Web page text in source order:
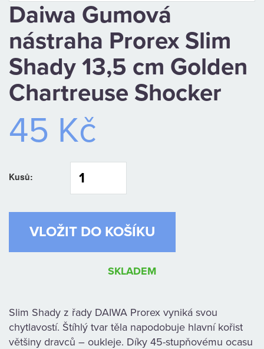
ÚLOVEK
TOP
O
NÁS
OBCHODNÍ
PRODEJNA
Daiwa Gumová
nástraha Prorex Slim
Shady 13,5 cm Golden
Chartreuse Shocker
45 Kč
Kusů:
SKLADEM
Slim Shady z řady DAIWA Prorex vyniká svou
chytlavostí. Štíhlý tvar těla napodobuje hlavní kořist
většiny dravců – oukleje. Díky 45-stupňovému ocasu